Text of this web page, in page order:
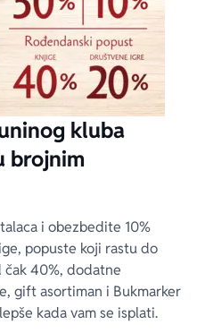
kluba
brojnim
i obezbedite 10%
popuste koji rastu do
čak 40%, dodatne
gift asortiman i Bukmarker
kada vam se isplati.